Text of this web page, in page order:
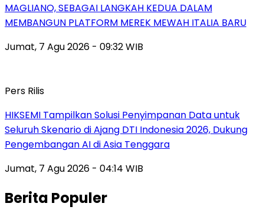
MAGLIANO, SEBAGAI LANGKAH KEDUA DALAM
MEMBANGUN PLATFORM MEREK MEWAH ITALIA BARU
Jumat, 7 Agu 2026 - 09:32 WIB
Pers Rilis
HIKSEMI Tampilkan Solusi Penyimpanan Data untuk
Seluruh Skenario di Ajang DTI Indonesia 2026, Dukung
Pengembangan AI di Asia Tenggara
Jumat, 7 Agu 2026 - 04:14 WIB
Berita Populer